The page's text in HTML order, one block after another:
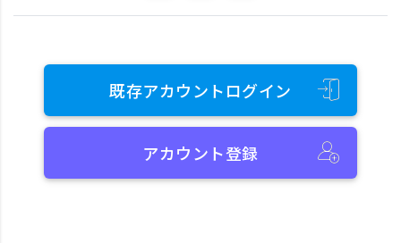
既存アカウントログイン
アカウント登録